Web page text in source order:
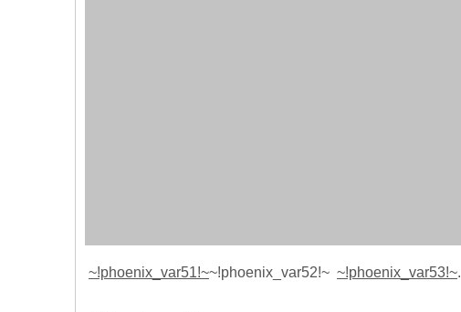
~!phoenix_var51!~~!phoenix_var52!~ ~!phoenix_var53!~.